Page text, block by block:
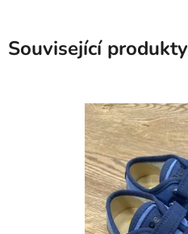
Související produkty